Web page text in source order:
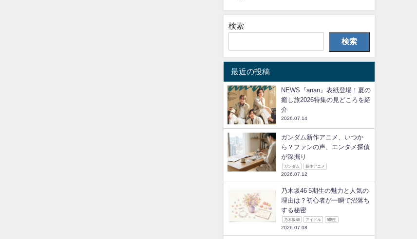
検索
検索
最近の投稿
NEWS『anan』表紙登場！夏の
癒し旅2026特集の見どころを紹
介
2026.07.14
ガンダム新作アニメ、いつか
ら？ファンの声、エンタメ探偵
が深掘り
ガンダム 新作アニメ
2026.07.12
乃木坂46 5期生の魅力と人気の
理由は？初心者が一瞬で沼落ち
する秘密
乃木坂46 アイドル 5期生
2026.07.08